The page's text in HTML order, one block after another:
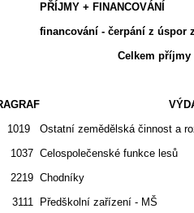
PŘÍJMY + FINANCOVÁNÍ
financování - čerpání z úspor
Celkem příjmy
1019 Ostatní zemědělská činnost a
1037 Celospolečenské funkce lesů
2219 Chodníky
3111
Předškolní zařízení - MŠ